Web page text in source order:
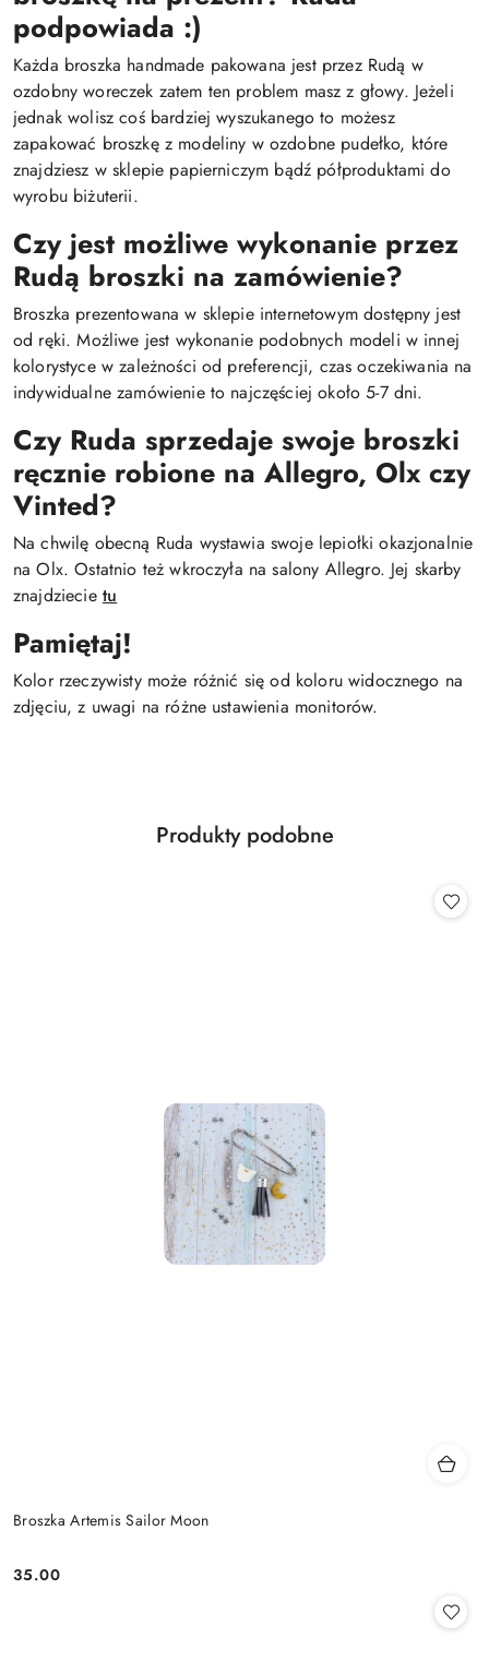
podpowiada :)
Każda broszka handmade pakowana jest przez Rudą w
ozdobny woreczek zatem ten problem masz z głowy. Jeżeli
jednak wolisz coś bardziej wyszukanego to możesz
zapakować broszkę z modeliny w ozdobne pudełko, które
znajdziesz w sklepie papierniczym bądź półproduktami do
wyrobu biżuterii.
Czy jest możliwe wykonanie przez
Rudą broszki na zamówienie?
Broszka prezentowana w sklepie internetowym dostępny jest
od ręki. Możliwe jest wykonanie podobnych modeli w innej
kolorystyce w zależności od preferencji, czas oczekiwania na
indywidualne zamówienie to najczęściej około 5-7 dni.
Czy Ruda sprzedaje swoje broszki
ręcznie robione na Allegro, Olx czy
Vinted?
Na chwilę obecną Ruda wystawia swoje lepiołki okazjonalnie
na Olx. Ostatnio też wkroczyła na salony Allegro. Jej skarby
znajdziecie tu
Pamiętaj!
Kolor rzeczywisty może różnić się od koloru widocznego na
zdjęciu, z uwagi na różne ustawienia monitorów.
Pomiń karuzelę produktów
Produkty
Produkty podobne
Broszka Artemis Sailor Moon
Cena:
35.00